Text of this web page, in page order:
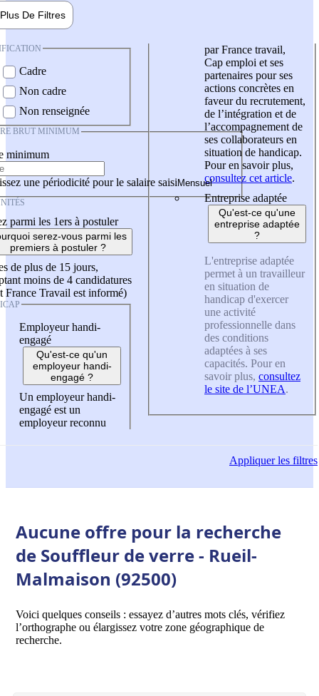
Plus De Filtres
Cadre
Non cadre
Non renseignée
BRUT MINIMUM
minimum
une périodicité pour le salaire saisi
parmi les 1ers à postuler
serez-vous parmi les
premiers à postuler ?
de plus de 15 jours,
moins de 4 candidatures
France Travail est informé)
Employeur handi-
engagé
Qu'est-ce qu'un
employeur handi-
engagé ?
Un employeur handi-
engagé est un
employeur reconnu
par France travail,
Cap emploi et ses
partenaires pour ses
actions concrètes en
faveur du recrutement,
de l’intégration et de
l’accompagnement de
ses collaborateurs en
situation de handicap.
Pour en savoir plus,
consultez cet article.
Entreprise adaptée
Qu'est-ce qu'une
entreprise adaptée
?
L'entreprise adaptée
permet à un travailleur
en situation de
handicap d'exercer
une activité
professionnelle dans
des conditions
adaptées à ses
capacités. Pour en
savoir plus, consultez
le site de l’UNEA.
Appliquerles filtres
Aucune offre pour la recherche
de Souffleur de verre - Rueil-
Malmaison (92500)
Voici quelques conseils : essayez d’autres mots clés, vérifiez
l’orthographe ou élargissez votre zone géographique de
recherche.